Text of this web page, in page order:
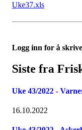
Uke37.xls
Logg inn for å
Siste fra
Uke 43/2022 -
16.10.2022